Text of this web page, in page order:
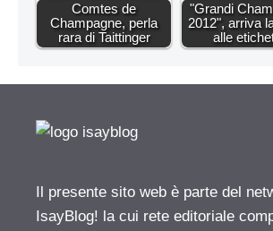
Comtes de
Champagne, perla
rara di Taittinger
"Grandi
2012", arriva
alle
Il presente sito web è parte del
IsayBlog! la cui rete editoriale